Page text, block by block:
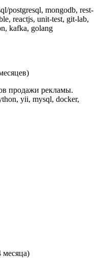
postgresql, mongodb, rest-
reactjs, unit-test, git-lab,
kafka, golang
продажи рекламы.
yii, mysql, docker,